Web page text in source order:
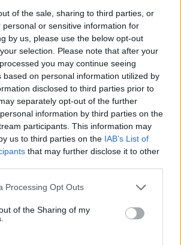
of the sale, sharing to third parties, or
personal or sensitive information for
by us, please use the below opt-out
selection. Please note that after your
you may continue seeing
based on personal information utilized by
disclosed to third parties prior to
separately opt-out of the further
information by third parties on the
participants. This information may
us to third parties on the IAB’s List of
that may further disclose it to other
Processing Opt Outs
of the Sharing of my
był partnerem Dgusa aż do końca
A ten nastąpił pod koniec
wtedy belgijski strzelec usiadł na
Od tego czasułączono go z
, ale dziś wiemy już, że z tych
tego były gracz LDLC OL i
kontynuować karierę właśnie w
o letnich transferach na scenie
Counter-Strike'a 2: